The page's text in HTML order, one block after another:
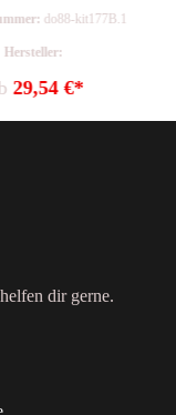
do88-kit177B.1
Hersteller:
29,54 €*
dir gerne.